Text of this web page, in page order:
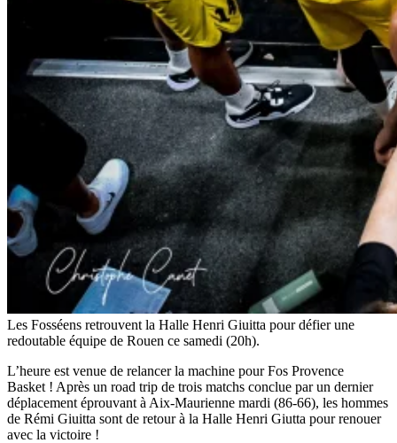
Les Fosséens retrouvent la Halle Henri Giuitta pour défier une
redoutable équipe de Rouen ce samedi (20h).
L’heure est venue de relancer la machine pour Fos Provence
Basket ! Après un road trip de trois matchs conclue par un dernier
déplacement éprouvant à Aix-Maurienne mardi (86-66), les hommes
de Rémi Giuitta sont de retour à la Halle Henri Giutta pour renouer
avec la victoire !